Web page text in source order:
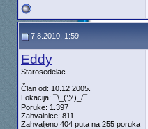
7.8.2010, 1:59
Eddy
Starosedelac
Član od: 10.12.2005.
Lokacija: ¯\_(ツ)_/¯
Poruke: 1.397
Zahvalnice: 811
Zahvaljeno 404 puta na 255 poruka